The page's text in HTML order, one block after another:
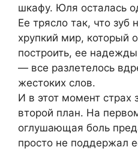
шкафу. Юля осталась
Ее трясло так, что зуб
хрупкий мир, который
построить, ее
— все разлетелось
жестоких слов.
И в этот момент страх
второй план. На
оглушающая боль
просто не поддержал